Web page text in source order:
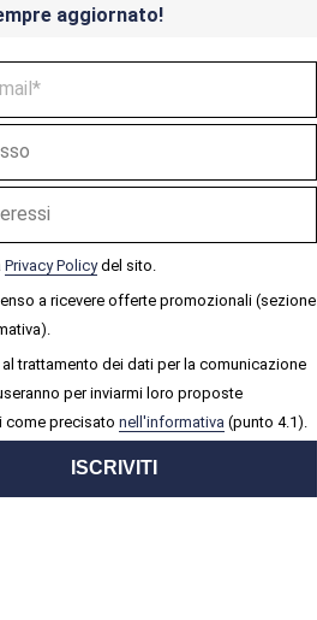
aggiornato!
Privacy Policydel sito.
a ricevere offerte promozionali (sezione
trattamento dei dati per la comunicazione
per inviarmi loro proposte
come precisato nell'informativa (punto 4.1).
ISCRIVITI